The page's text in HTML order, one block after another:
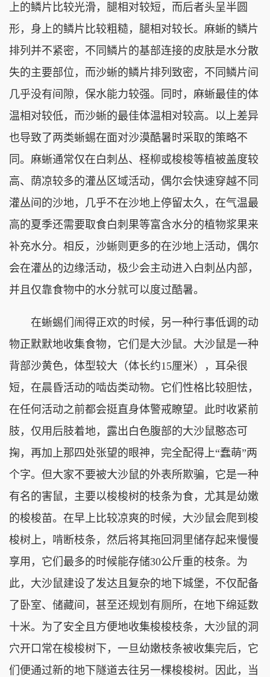
上的鳞片比较光滑，腿相对较短，而后者头呈半圆
形，身上的鳞片比较粗糙，腿相对较长。麻蜥的鳞片
排列并不紧密，不同鳞片的基部连接的皮肤是水分散
失的主要部位，而沙蜥的鳞片排列致密，不同鳞片间
几乎没有间隙，保水能力较强。同时，麻蜥最佳的体
温相对较低，而沙蜥的最佳体温相对较高。以上差异
也导致了两类蜥蜴在面对沙漠酷暑时采取的策略不
同。麻蜥通常仅在白刺丛、柽柳或梭梭等植被盖度较
高、荫凉较多的灌丛区域活动，偶尔会快速穿越不同
灌丛间的沙地，几乎不在沙地上停留太久，在气温最
高的夏季还需要取食白刺果等富含水分的植物浆果来
补充水分。相反，沙蜥则更多的在沙地上活动，偶尔
会在灌丛的边缘活动，极少会主动进入白刺丛内部，
并且仅靠食物中的水分就可以度过酷暑。
在蜥蜴们闹得正欢的时候，另一种行事低调的动
物正默默地收集食物，它们是大沙鼠。大沙鼠是一种
背部沙黄色，体型较大（体长约15厘米），耳朵很
短，在晨昏活动的啮齿类动物。它们性格比较胆怯，
在任何活动之前都会挺直身体警戒瞭望。此时收紧前
肢，仅用后肢着地，露出白色腹部的大沙鼠憨态可
掬，再加上那四处张望的眼神，完全配得上“蠢萌”两
个字。但大家不要被大沙鼠的外表所欺骗，它是一种
有名的害鼠，主要以梭梭树的枝条为食，尤其是幼嫩
的梭梭苗。在早上比较凉爽的时候，大沙鼠会爬到梭
梭树上，啃断枝条，然后将其拖回洞里储存起来慢慢
享用，它们最多的时候能存储30公斤重的枝条。为
此，大沙鼠建设了发达且复杂的地下城堡，不仅配备
了卧室、储藏间，甚至还规划有厕所，在地下绵延数
十米。为了安全且方便地收集梭梭枝条，大沙鼠的洞
穴开口常在梭梭树下，一旦幼嫩枝条被收集完后，它
们便通过新的地下隧道去往另一棵梭梭树。因此，当